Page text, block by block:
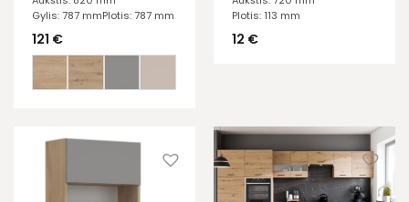
Gylis: 787 mmPlotis: 787 mm
121 €
Plotis: 113 mm
12 €